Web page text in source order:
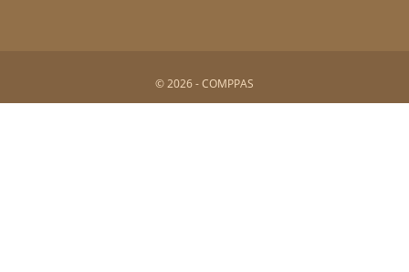
© 2026 - COMPPAS